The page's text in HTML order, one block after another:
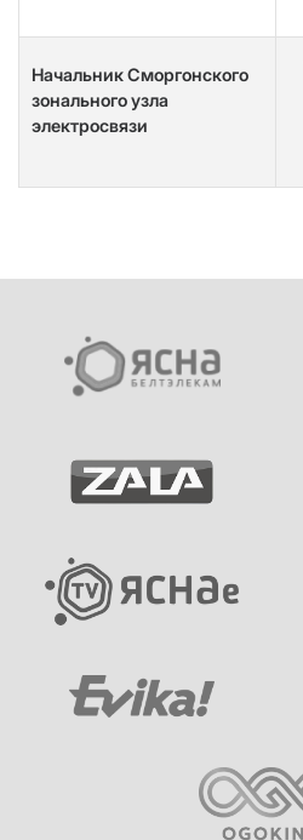
Начальник Сморгонского
зонального узла
электросвязи